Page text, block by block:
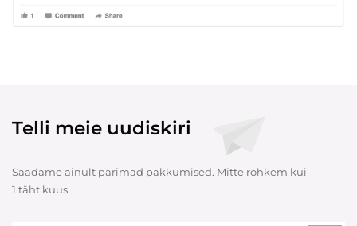
Telli meie uudiskiri
Saadame ainult parimad pakkumised. Mitte rohkem kui
1 täht kuus